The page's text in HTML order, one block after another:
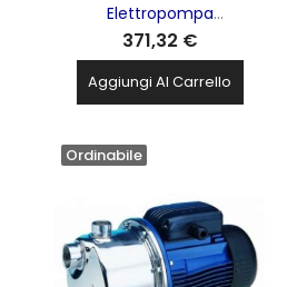
Elettropompa
Sommergibile Tritatutto
1hp 0.75kw LOWARA Xylem
- DOMO10/B
371,32 €
Aggiungi Al Carrello
Ordinabile